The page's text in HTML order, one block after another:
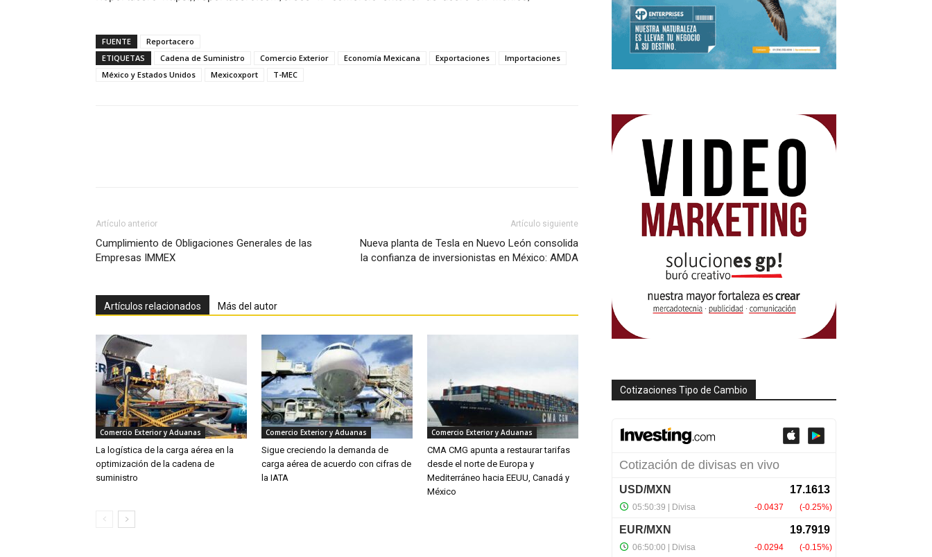
FUENTE
Reportacero
ETIQUETAS
Cadena de Suministro Comercio Exterior Economía Mexicana Exportaciones
Importaciones
México y Estados Unidos
Mexicoxport T-MEC
Artículo anterior
Cumplimiento de Obligaciones Generales de las
Empresas IMMEX
Artículo siguiente
Nueva planta de Tesla en Nuevo León consolida
la confianza de inversionistas en México: AMDA
Artículos relacionados Más del autor
Comercio Exterior y Aduanas
La logística de la carga aérea en la
optimización de la cadena de
suministro
Comercio Exterior y Aduanas
Sigue creciendo la demanda de
carga aérea de acuerdo con cifras de
la IATA
Comercio Exterior y Aduanas
CMA CMG apunta a restaurar tarifas
desde el norte de Europa y
Mediterráneo hacia EEUU, Canadá y
México
Cotizaciones Tipo de Cambio